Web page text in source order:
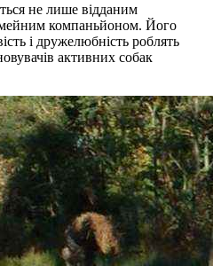
не лише відданим
компаньйоном. Його
і дружелюбність роблять
активних собак